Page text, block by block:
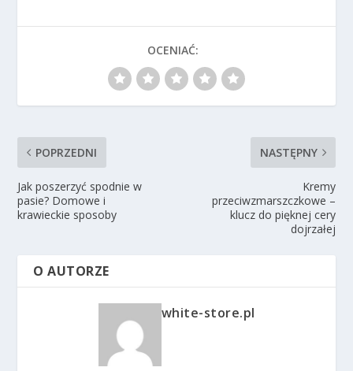
OCENIAĆ:
POPRZEDNI
Jak poszerzyć spodnie w
pasie? Domowe i
krawieckie sposoby
NASTĘPNY
Kremy
przeciwzmarszczkowe –
klucz do pięknej cery
dojrzałej
O AUTORZE
white-store.pl